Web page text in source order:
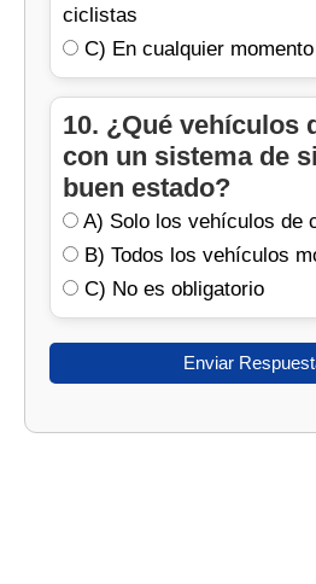
ciclistas
C) En cualquier
10. ¿Qué vehículos
con un sistema de
buen estado?
A) Solo los vehículos de
B) Todos los vehículos
C) No es obligatorio